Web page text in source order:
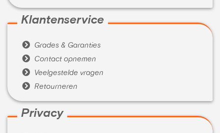
Klantenservice
 Grades & Garanties
 Contact opnemen
 Veelgestelde vragen
 Retourneren
Privacy